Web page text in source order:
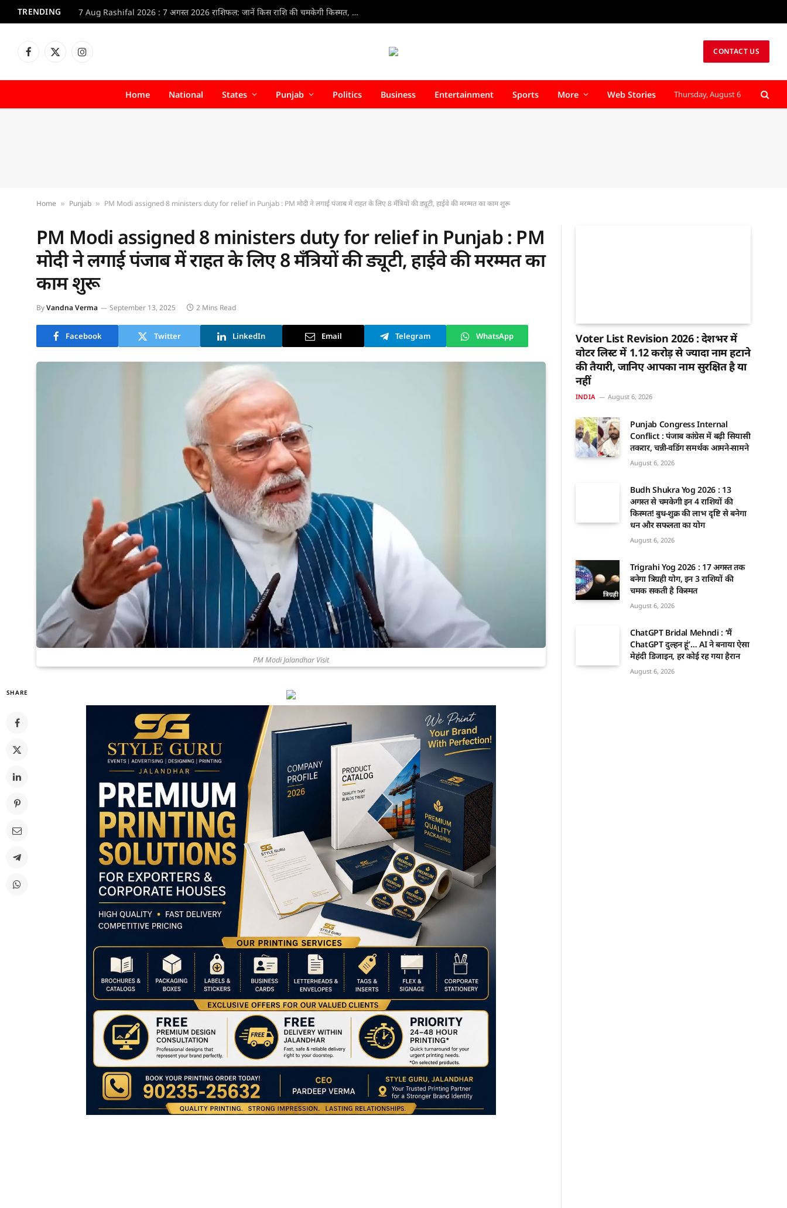
TRENDING 7 Aug Rashifal 2026 : 7 अगस्त 2026 राशिफल: जानें किस राशि की चमकेगी किस्मत, किसे रहना होगा सतर्क
Facebook
X
Instagram CONTACT US
Home National States Punjab Politics Business Entertainment Sports More Web Stories Thursday, August 6
Home » Punjab » PM Modi assigned 8 ministers duty for relief in Punjab : PM मोदी ने लगाई पंजाब में राहत के लिए 8 मँत्रियों की ड्यूटी, हाईवे की मरम्मत का काम शुरू
PM Modi assigned 8 ministers duty for relief in Punjab : PM
मोदी ने लगाई पंजाब में राहत के लिए 8 मँत्रियों की ड्यूटी, हाईवे की मरम्मत का
काम शुरू
ByVandna Verma September 13, 2025 2 Mins Read
Facebook Twitter LinkedIn Email Telegram WhatsApp
PM Modi Jalandhar Visit
SHARE
Voter List Revision 2026 : देशभर में
वोटर लिस्ट में 1.12 करोड़ से ज्यादा नाम हटाने
की तैयारी, जानिए आपका नाम सुरक्षित है या
नहीं
INDIA August 6, 2026
Punjab Congress Internal
Conflict : पंजाब कांग्रेस में बढ़ी सियासी
तकरार, चन्नी-वडिंग समर्थक आमने-सामने
August 6, 2026
Budh Shukra Yog 2026 : 13
अगस्त से चमकेगी इन 4 राशियों की
किस्मत! बुध-शुक्र की लाभ दृष्टि से बनेगा
धन और सफलता का योग
August 6, 2026
Trigrahi Yog 2026 : 17 अगस्त तक
बनेगा त्रिग्रही योग, इन 3 राशियों की
चमक सकती है किस्मत
August 6, 2026
ChatGPT Bridal Mehndi : ‘मैं
ChatGPT दुल्हन हूं’… AI ने बनाया ऐसा
मेहंदी डिजाइन, हर कोई रह गया हैरान
August 6, 2026